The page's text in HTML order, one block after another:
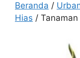
Beranda /
Hias /